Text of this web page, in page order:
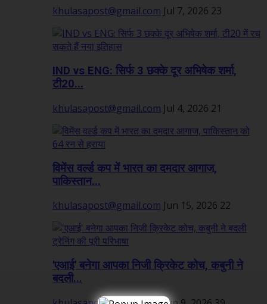
khulasapost@gmail.com Jul 7, 2026 23
IND vs ENG: सिर्फ 3 छक्के दूर अभिषेक शर्मा,
टी20...
khulasapost@gmail.com Jul 4, 2026 21
विमेंस वर्ल्ड कप में भारत का दमदार आगाज,
पाकिस्तान...
khulasapost@gmail.com Jun 15, 2026 22
'एआई' बनेगा आपका निजी क्रिकेट कोच, कबुनी ने
बदली...